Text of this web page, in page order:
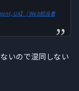
UA】 | Web担当者
いので混同しない